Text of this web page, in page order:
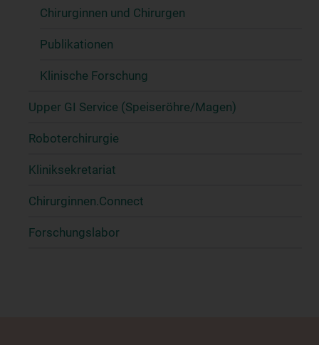
Chirurginnen und Chirurgen
Publikationen
Klinische Forschung
Upper GI Service (Speiseröhre/Magen)
Roboterchirurgie
Kliniksekretariat
Chirurginnen.Connect
Forschungslabor